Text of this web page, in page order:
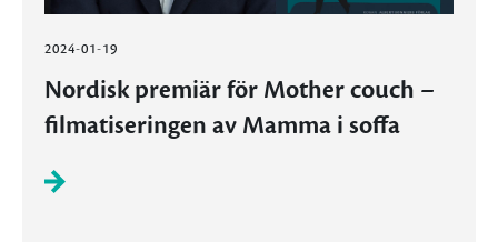
2024-01-19
Nordisk premiär för Mother couch –
filmatiseringen av Mamma i soffa